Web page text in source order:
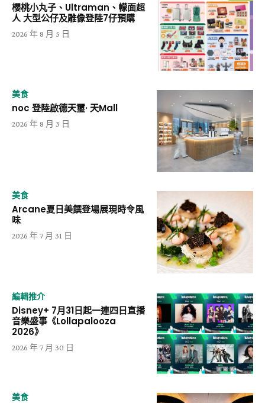
櫻桃小丸子、Ultraman、幪面超
人 大型公仔及雕像登陸7仔預購
2026 年 8 月 5 日
美食
noc 登陸啟德天璽· 天Mall
2026 年 8 月 3 日
美食
Arcane夏日美饌登場展現時令風
味
2026 年 7 月 31 日
編輯推介
Disney+ 7月31日起一連四日直播
音樂盛事《Lollapalooza
2026》
2026 年 7 月 30 日
美食